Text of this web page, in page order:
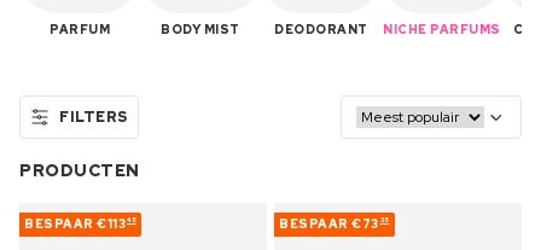
PARFUM BODY MIST DEODORANT NICHE PARFUMS
FILTERS
PRODUCTEN
BESPAAR €11348 BESPAAR €73 35